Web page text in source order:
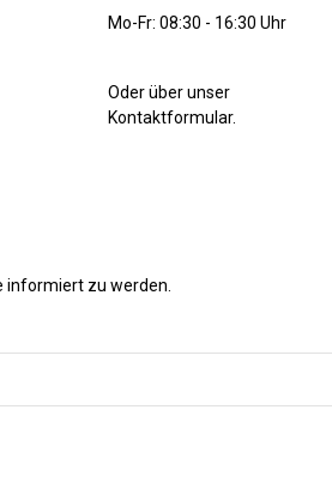
Mo-Fr: 08:30 - 16:30 Uhr
Oder über unser
Kontaktformular.
informiert zu werden.